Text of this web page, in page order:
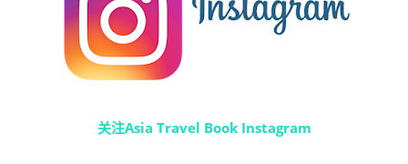
关注Asia Travel Book Instagram